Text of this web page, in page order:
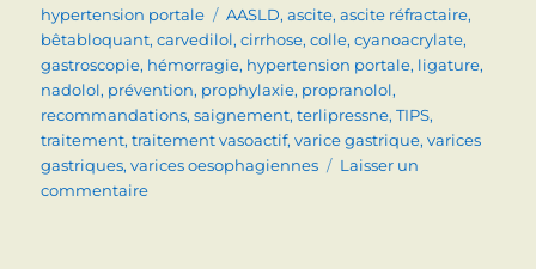
le
hypertension portale
Étiquettes
AASLD,ascite,ascite réfractaire,
bêtabloquant,carvedilol,cirrhose,colle,cyanoacrylate,
gastroscopie, hémorragie, hypertension portale, ligature,
nadolol, prévention, prophylaxie, propranolol,
recommandations,saignement,terlipressne,TIPS,
traitement,traitement vasoactif,varice gastrique,varices
gastriques,varices oesophagiennes
Laisser un
commentairesur